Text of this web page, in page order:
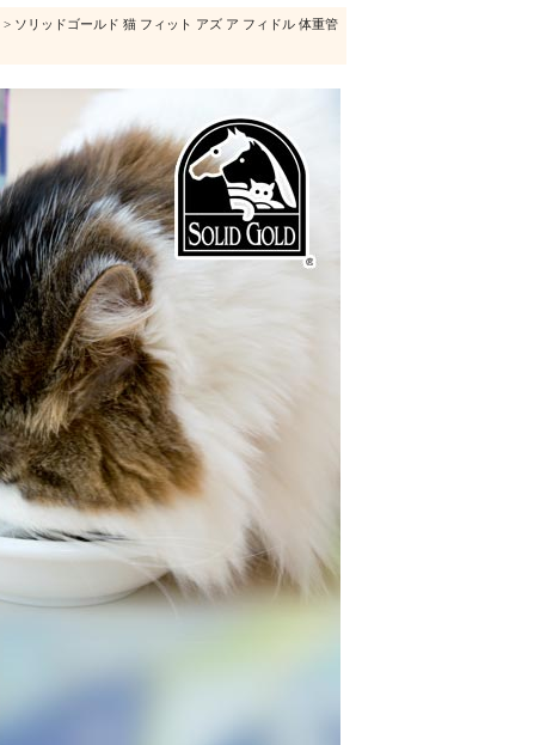
> ソリッドゴールド 猫 フィット アズ ア フィドル 体重管